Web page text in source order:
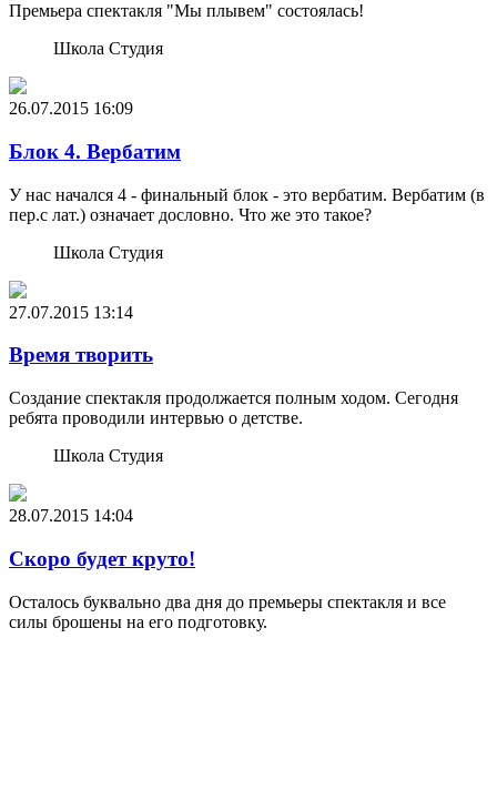
Премьера спектакля "Мы плывем" состоялась!
Школа Студия
26.07.2015 16:09
Блок 4. Вербатим
У нас начался 4 - финальный блок - это вербатим. Вербатим (в
пер.с лат.) означает дословно. Что же это такое?
Школа Студия
27.07.2015 13:14
Время творить
Создание спектакля продолжается полным ходом. Сегодня
ребята проводили интервью о детстве.
Школа Студия
28.07.2015 14:04
Скоро будет круто!
Осталось буквально два дня до премьеры спектакля и все
силы брошены на его подготовку.